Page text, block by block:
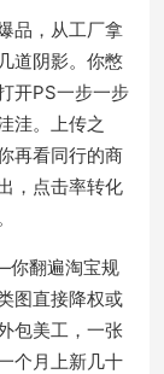
品，从工厂拿
道阴影。你憋
开PS一步一步
洼。上传之
再看同行的商
，点击率转化
翻遍淘宝规
图直接降权或
包美工，一张
个月上新几十